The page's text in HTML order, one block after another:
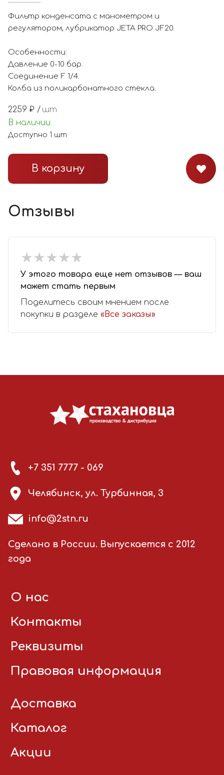
Фильтр конденсата с манометром и
регулятором, лубрикатор JETA PRO JF20.
Особенности:
Давление 0-10 бар.
Соединение F 1/4.
Колба из поликарбонатного стекла.
2259 ₽ / шт
В наличии
Доступно 1 шт
В корзину
Отзывы
★★★★★
★★★★★
У этого товара еще нет отзывов — ваш
может стать первым
Поделитесь своим мнением после
покупки в разделе «Все заказы»
+7 351 7777 - 069
Челябинск, ул. Турбинная, 3
info@2stn.ru
Сделано в России. Выпускается с 2012
года
О нас
Контакты
Реквизиты
Правовая информация
Доставка
Каталог
Акции